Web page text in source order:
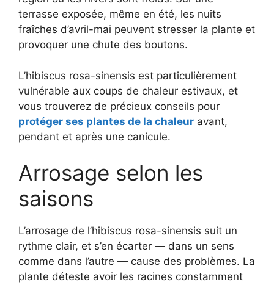
terrasse exposée, même en été, les nuits
fraîches d’avril-mai peuvent stresser la plante et
provoquer une chute des boutons.
L’hibiscus rosa-sinensis est particulièrement
vulnérable aux coups de chaleur estivaux, et
vous trouverez de précieux conseils pour
protéger ses plantes de la chaleur avant,
pendant et après une canicule.
Arrosage selon les
saisons
L’arrosage de l’hibiscus rosa-sinensis suit un
rythme clair, et s’en écarter — dans un sens
comme dans l’autre — cause des problèmes. La
plante déteste avoir les racines constamment